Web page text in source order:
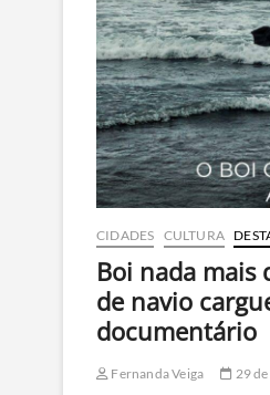
CIDADES CULTURA
Boi nada mais
de navio
documentário
Fernanda Veiga
29